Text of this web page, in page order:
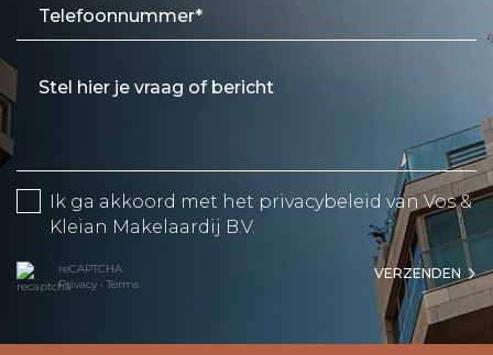
Ik ga akkoord met het privacybeleid van Vos &
Kleian Makelaardij B.V.
reCAPTCHA
Privacy • Terms
VERZENDEN